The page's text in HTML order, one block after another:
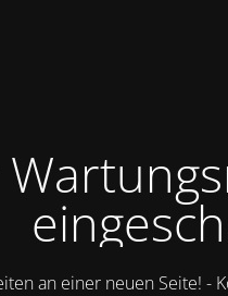
an einer neuen Seite! -